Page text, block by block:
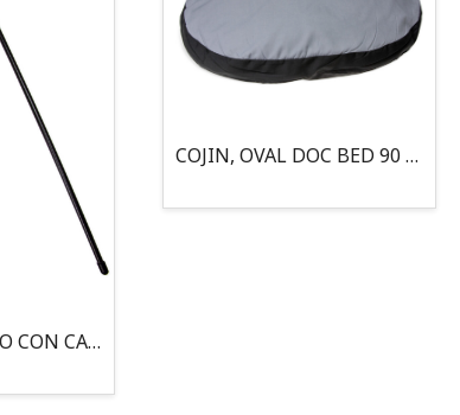
CAÑA PARA GATO CON CASCABEL, 3 PELOTAS CON CATNIP
COJIN, OVAL DOC BED 90 X 66 X 10CM GRIS/NEGRO, 95°